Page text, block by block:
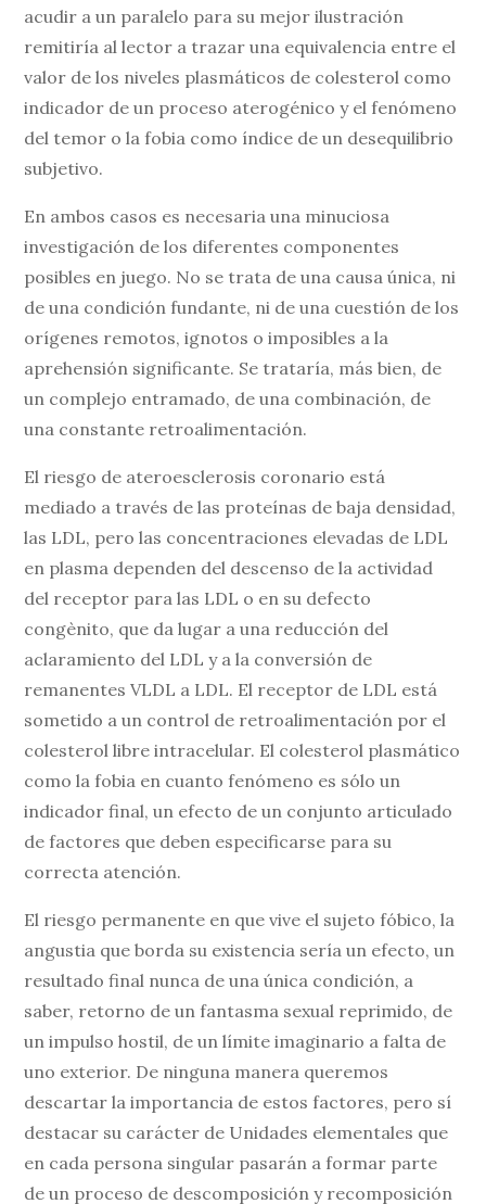
acudir a un paralelo para su mejor ilustración
remitiría al lector a trazar una equivalencia entre el
valor de los niveles plasmáticos de colesterol como
indicador de un proceso aterogénico y el fenómeno
del temor o la fobia como índice de un desequilibrio
subjetivo.
En ambos casos es necesaria una minuciosa
investigación de los diferentes componentes
posibles en juego. No se trata de una causa única, ni
de una condición fundante, ni de una cuestión de los
orígenes remotos, ignotos o imposibles a la
aprehensión significante. Se trataría, más bien, de
un complejo entramado, de una combinación, de
una constante retroalimentación.
El riesgo de ateroesclerosis coronario está
mediado a través de las proteínas de baja densidad,
las LDL, pero las concentraciones elevadas de LDL
en plasma dependen del descenso de la actividad
del receptor para las LDL o en su defecto
congènito, que da lugar a una reducción del
aclaramiento del LDL y a la conversión de
remanentes VLDL a LDL. El receptor de LDL está
sometido a un control de retroalimentación por el
colesterol libre intracelular. El colesterol plasmático
como la fobia en cuanto fenómeno es sólo un
indicador final, un efecto de un conjunto articulado
de factores que deben especificarse para su
correcta atención.
El riesgo permanente en que vive el sujeto fóbico, la
angustia que borda su existencia sería un efecto, un
resultado final nunca de una única condición, a
saber, retorno de un fantasma sexual reprimido, de
un impulso hostil, de un límite imaginario a falta de
uno exterior. De ninguna manera queremos
descartar la importancia de estos factores, pero sí
destacar su carácter de Unidades elementales que
en cada persona singular pasarán a formar parte
de un proceso de descomposición y recomposición